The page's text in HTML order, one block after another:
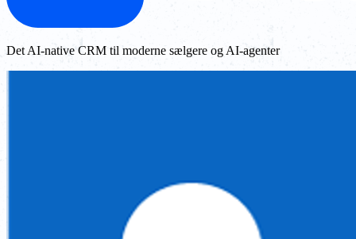
Det AI-native CRM til moderne sælgere og AI-agenter